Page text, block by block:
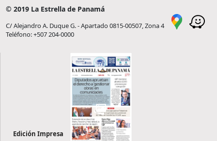
© 2019 La Estrella de Panamá
C/ Alejandro A. Duque G. - Apartado 0815-00507, Zona 4
Teléfono: +507 204-0000
Edición Impresa